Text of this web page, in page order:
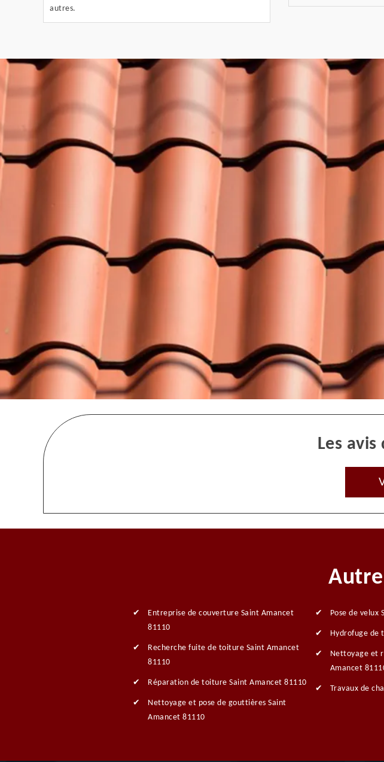
autres.
Les
Entreprise de couverture Saint Amancet
81110
Recherche fuite de toiture Saint Amancet
81110
Réparation de toiture Saint Amancet 81110
Nettoyage et pose de gouttières Saint
Amancet 81110
Pose de velux
Hydrofuge de
Nettoyage et
Amancet
Travaux de